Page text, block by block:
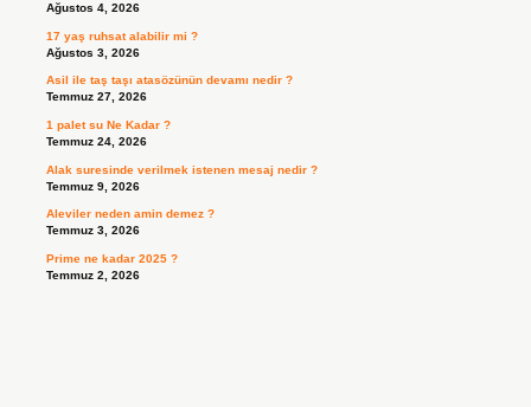
Ağustos 4, 2026
17 yaş ruhsat alabilir mi ?
Ağustos 3, 2026
Asil ile taş taşı atasözünün devamı nedir ?
Temmuz 27, 2026
1 palet su Ne Kadar ?
Temmuz 24, 2026
Alak suresinde verilmek istenen mesaj nedir ?
Temmuz 9, 2026
Aleviler neden amin demez ?
Temmuz 3, 2026
Prime ne kadar 2025 ?
Temmuz 2, 2026